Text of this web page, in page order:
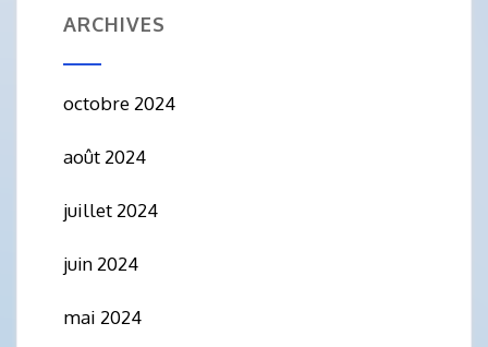
ARCHIVES
octobre 2024
août 2024
juillet 2024
juin 2024
mai 2024